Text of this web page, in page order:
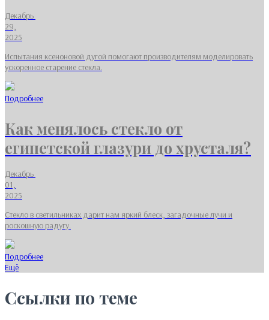
Декабрь
29,
2025
Испытания ксеноновой дугой помогают производителям моделировать
ускоренное старение стекла.
Подробнее
Как менялось стекло от
египетской глазури до хрусталя?
Декабрь
01,
2025
Стекло в светильниках дарит нам яркий блеск, загадочные лучи и
роскошную радугу.
Подробнее
Ещё
Ссылки по теме